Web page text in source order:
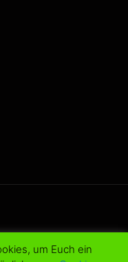
All Rights
um Euch ein